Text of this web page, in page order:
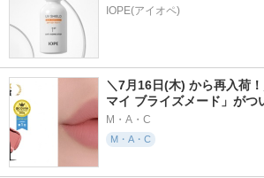
IOPE(アイオペ)
＼7月16日(木) から再入荷
マイ ブライズメード」がつ
M・A・C
M・A・C